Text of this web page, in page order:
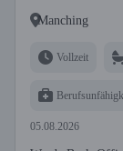
Manching
Vollzeit
05.08.2026